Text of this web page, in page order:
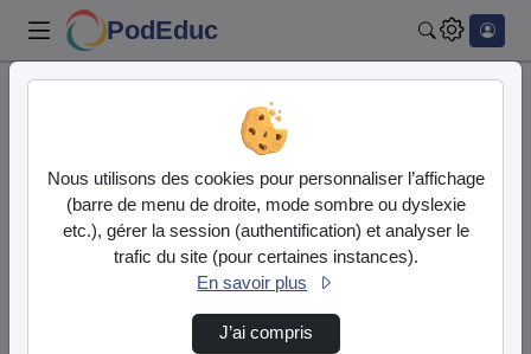
PodEduc
Contactez nous
Votre message
si vous
êtes un
humain en
Nous utilisons des cookies pour personnaliser l’affichage
(barre de menu de droite, mode sombre ou dyslexie
etc.), gérer la session (authentification) et analyser le
trafic du site (pour certaines instances).
En savoir plus
J’ai compris